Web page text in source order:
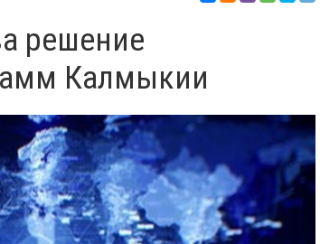
решение
Калмыкии